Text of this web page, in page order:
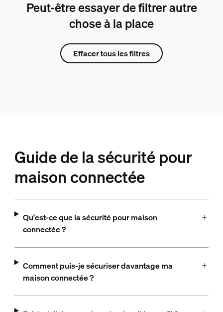
Peut-être essayer de filtrer autre
chose à la place
Effacer tous les filtres
Guide de la sécurité pour
maison connectée
Qu'est-ce que la sécurité pour maison
connectée ?
Comment puis-je sécuriser davantage ma
maison connectée ?